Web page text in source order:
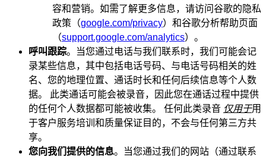
容和营销。如需了解更多信息，请访问谷歌的隐私
政策（google.com/privacy）和谷歌分析帮助页面
（support.google.com/analytics）。
呼叫跟踪。当您通过电话与我们联系时，我们可能会记
录某些信息，其中包括电话号码、与电话号码相关的姓
名、您的地理位置、通话时长和任何后续信息等个人数
据。 此类通话可能会被录音，因此您在通话过程中提供
的任何个人数据都可能被收集。 任何此类录音 仅用于用
于客户服务培训和质量保证目的，不会与任何第三方共
享。
您向我们提供的信息。当您通过我们的网站（通过联系